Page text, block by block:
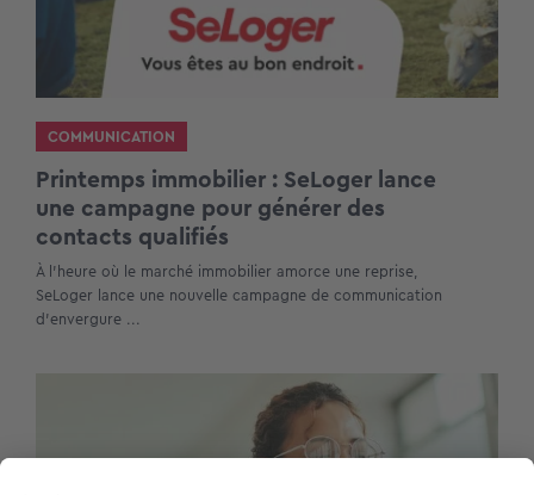
COMMUNICATION
Printemps immobilier : SeLoger lance
une campagne pour générer des
contacts qualifiés
À l’heure où le marché immobilier amorce une reprise,
SeLoger lance une nouvelle campagne de communication
d’envergure ...